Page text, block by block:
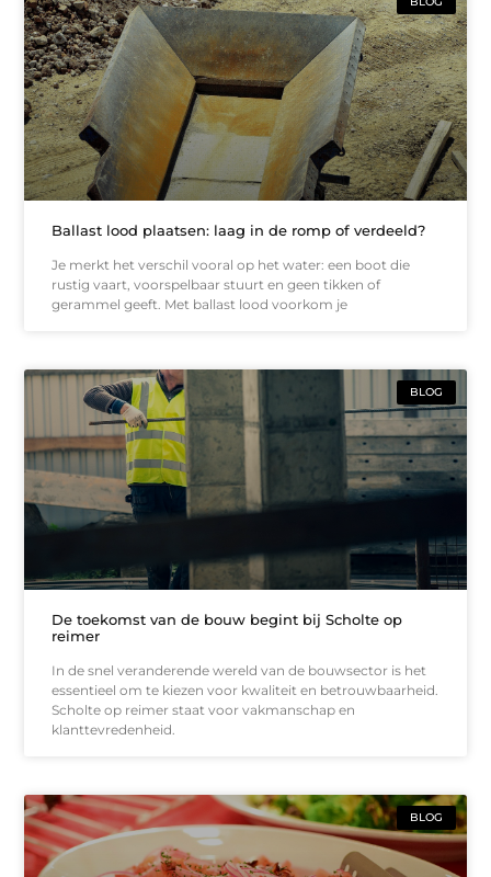
Ballast lood plaatsen: laag in de romp of verdeeld?
Je merkt het verschil vooral op het water: een boot die
rustig vaart, voorspelbaar stuurt en geen tikken of
gerammel geeft. Met ballast lood voorkom je
BLOG
De toekomst van de bouw begint bij Scholte op
reimer
In de snel veranderende wereld van de bouwsector is het
essentieel om te kiezen voor kwaliteit en betrouwbaarheid.
Scholte op reimer staat voor vakmanschap en
klanttevredenheid.
BLOG